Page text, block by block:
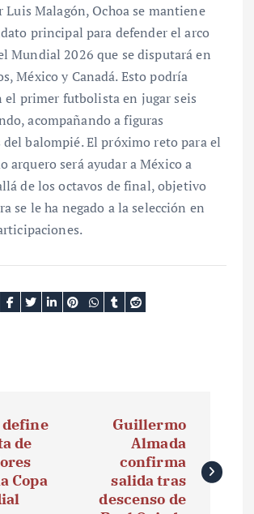
Malagón, Ochoa se mantiene
principal para defender el arco
Mundial 2026 que se disputará en
México y Canadá. Esto podría
primer futbolista en jugar seis
acompañando a figuras
balompié. El próximo reto para el
arquero será ayudar a México a
de los octavos de final, objetivo
se le ha negado a la selección en
define
de
Copa
Guillermo
Almada
confirma
salida tras
descenso de